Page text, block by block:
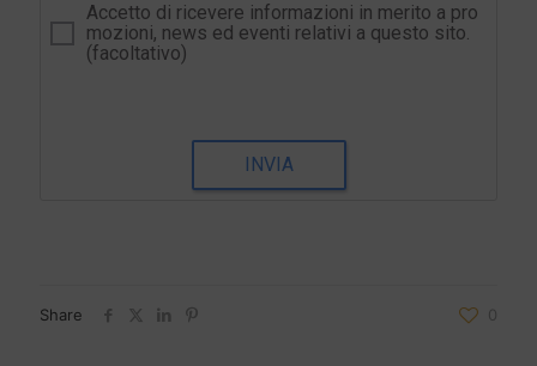
Accetto di ricevere informazioni in merito a pro
mozioni, news ed eventi relativi a questo sito.
(facoltativo)
INVIA
Share 0